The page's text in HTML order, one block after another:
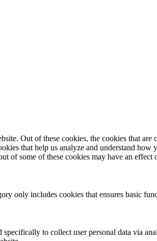
Out of these cookies, the cookies that are
that help us analyze and understand
of some of these cookies may have an effect
only includes cookies that ensures basic
to collect user personal data via